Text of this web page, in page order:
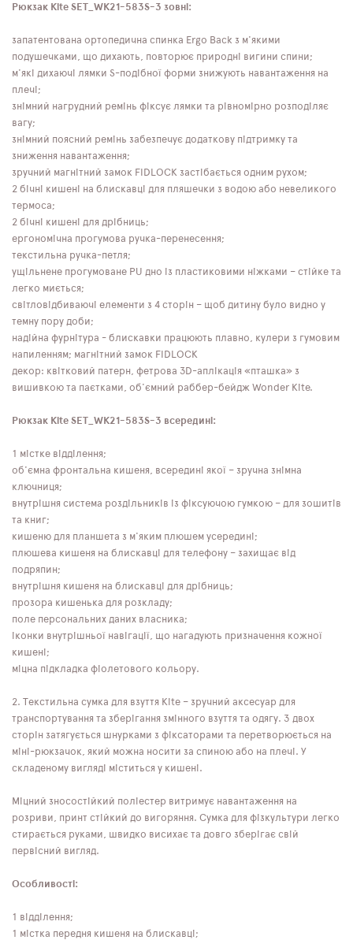
Рюкзак Kite SET_WK21-583S-3 зовні:
запатентована ортопедична спинка Ergo Back з м'якими
подушечками, що дихають, повторює природні вигини спини;
м'які дихаючі лямки S-подібної форми знижують навантаження на
плечі;
знімний нагрудний ремінь фіксує лямки та рівномірно розподіляє
вагу;
знімний поясний ремінь забезпечує додаткову підтримку та
зниження навантаження;
зручний магнітний замок FIDLOCK застібається одним рухом;
2 бічні кишені на блискавці для пляшечки з водою або невеликого
термоса;
2 бічні кишені для дрібниць;
ергономічна прогумова ручка-перенесення;
текстильна ручка-петля;
ущільнене прогумоване PU дно із пластиковими ніжками – стійке та
легко миється;
світловідбиваючі елементи з 4 сторін – щоб дитину було видно у
темну пору доби;
надійна фурнітура - блискавки працюють плавно, кулери з гумовим
напиленням; магнітний замок FIDLOCK
декор: квітковий патерн, фетрова 3D-аплікація «пташка» з
вишивкою та паєтками, об'ємний раббер-бейдж Wonder Kite.
Рюкзак Kite SET_WK21-583S-3 всередині:
1 містке відділення;
об'ємна фронтальна кишеня, всередині якої – зручна знімна
ключниця;
внутрішня система роздільників із фіксуючою гумкою – для зошитів
та книг;
кишеню для планшета з м'яким плюшем усередині;
плюшева кишеня на блискавці для телефону – захищає від
подряпин;
внутрішня кишеня на блискавці для дрібниць;
прозора кишенька для розкладу;
поле персональних даних власника;
іконки внутрішньої навігації, що нагадують призначення кожної
кишені;
міцна підкладка фіолетового кольору.
2. Текстильна сумка для взуття Kite – зручний аксесуар для
транспортування та зберігання змінного взуття та одягу. З двох
сторін затягується шнурками з фіксаторами та перетворюється на
міні-рюкзачок, який можна носити за спиною або на плечі. У
складеному вигляді міститься у кишені.
Міцний зносостійкий поліестер витримує навантаження на
розриви, принт стійкий до вигоряння. Сумка для фізкультури легко
стирається руками, швидко висихає та довго зберігає свій
первісний вигляд.
Особливості:
1 відділення;
1 містка передня кишеня на блискавці;